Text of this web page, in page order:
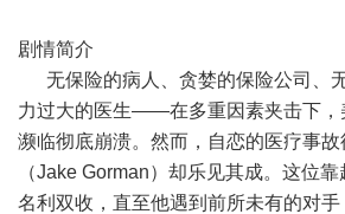
剧情简介
无保险的病人、贪婪的保险公司、
力过大的医生——在多重因素夹击下，
濒临彻底崩溃。然而，自恋的医疗事故
（Jake Gorman）却乐见其成。这位
名利双收，直至他遇到前所未有的对